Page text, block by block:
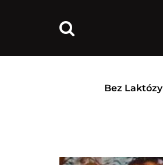
Bez Laktózy